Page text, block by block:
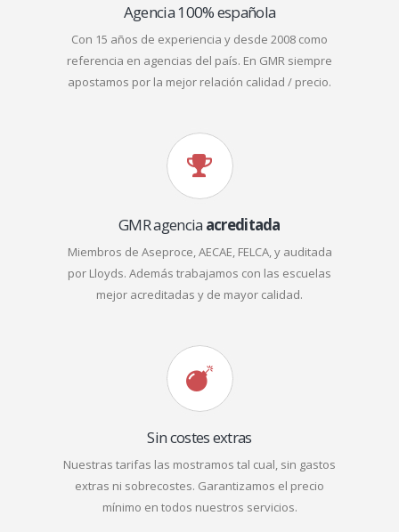
Agencia 100% española
Con 15 años de experiencia y desde 2008 como
referencia en agencias del país. En GMR siempre
apostamos por la mejor relación calidad / precio.
GMR agencia acreditada
Miembros de Aseproce, AECAE, FELCA, y auditada
por Lloyds. Además trabajamos con las escuelas
mejor acreditadas y de mayor calidad.
Sin costes extras
Nuestras tarifas las mostramos tal cual, sin gastos
extras ni sobrecostes. Garantizamos el precio
mínimo en todos nuestros servicios.